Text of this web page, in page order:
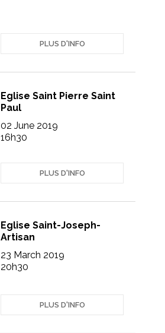
PLUS D'INFO
Eglise Saint Pierre Saint
Paul
02 June 2019
16h30
PLUS D'INFO
Eglise Saint-Joseph-
Artisan
23 March 2019
20h30
PLUS D'INFO